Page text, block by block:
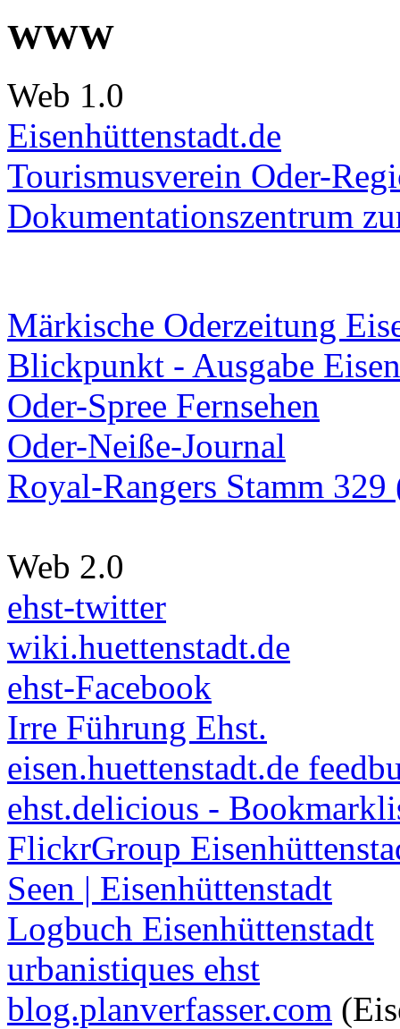
WWW
Web 1.0
Eisenhüttenstadt.de
Tourismusverein Oder-
Dokumentationszentrum
Märkische Oderzeitung
Blickpunkt - Ausgabe
Oder-Spree Fernsehen
Oder-Neiße-Journal
Royal-Rangers Stamm
Web 2.0
ehst-twitter
wiki.huettenstadt.de
ehst-Facebook
Irre Führung Ehst.
eisen.huettenstadt.de
ehst.delicious -
FlickrGroup
Seen | Eisenhüttenstadt
Logbuch Eisenhüttenstadt
urbanistiques ehst
blog.planverfasser.com